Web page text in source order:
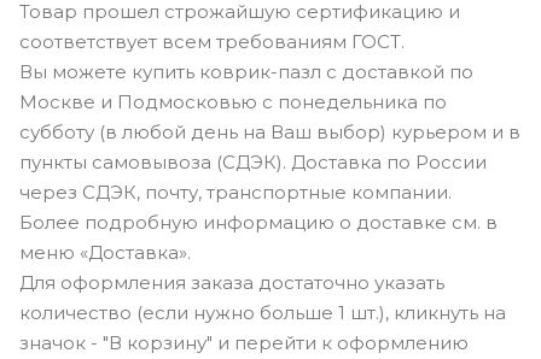
Товар прошел строжайшую сертификацию и
соответствует всем требованиям ГОСТ.
Вы можете купить коврик-пазл с доставкой по
Москве и Подмосковью с понедельника по
субботу (в любой день на Ваш выбор) курьером и в
пункты самовывоза (СДЭК). Доставка по России
через СДЭК, почту, транспортные компании.
Более подробную информацию о доставке см. в
меню «Доставка».
Для оформления заказа достаточно указать
количество (если нужно больше 1 шт.), кликнуть на
значок - "В корзину" и перейти к оформлению